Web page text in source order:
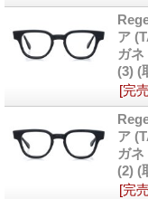
ア
ガネ
(3) (
[完
ア
ガネ
(2) (
[完